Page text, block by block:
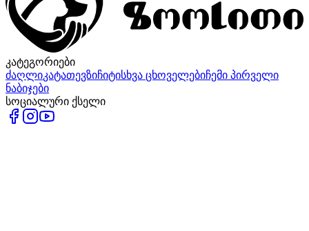
კატეგორიები
ძაღლიკატათევზიჩიტისხვა ცხოველებიჩემი პირველი
ნაბიჯები
სოციალური ქსელი